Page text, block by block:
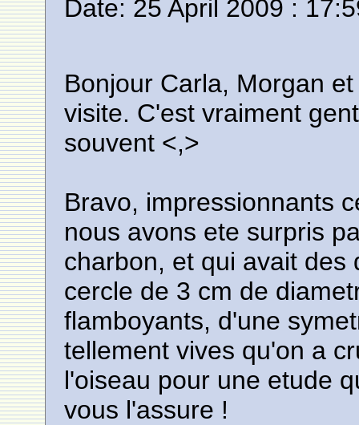
Date: 25 April 2009 :
Bonjour Carla, Morgan
visite. C'est vraiment
souvent <,>
Bravo, impressionnants
nous avons ete surpris
charbon, et qui avait des
cercle de 3 cm de
flamboyants, d'une
tellement vives qu'on a
l'oiseau pour une etude
vous l'assure !